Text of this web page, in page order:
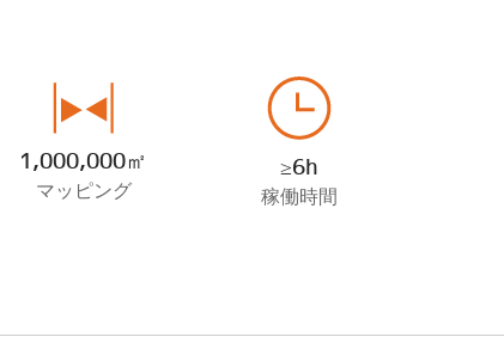
1,000,000㎡
マッピング
≥6h
稼働時間